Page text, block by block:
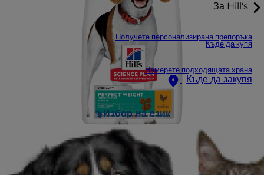
За Hill's
Получете персонализирана препоръка
Къде да купя
Намерете подходящата храна
Къде да закупя
Избор на език